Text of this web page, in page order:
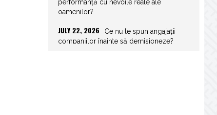
performanță cu nevoile reale ale
oamenilor?
JULY 22, 2026
Ce nu le spun angajații
companiilor înainte să demisioneze?